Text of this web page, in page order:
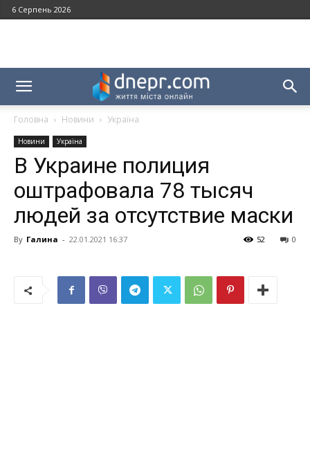
6 Серпень 2026
Головна Новини Україна
Новини Україна
В Украине полиция
оштрафовала 78 тысяч
людей за отсутствие маски
By Галина - 22.01.2021 16:37 0
52